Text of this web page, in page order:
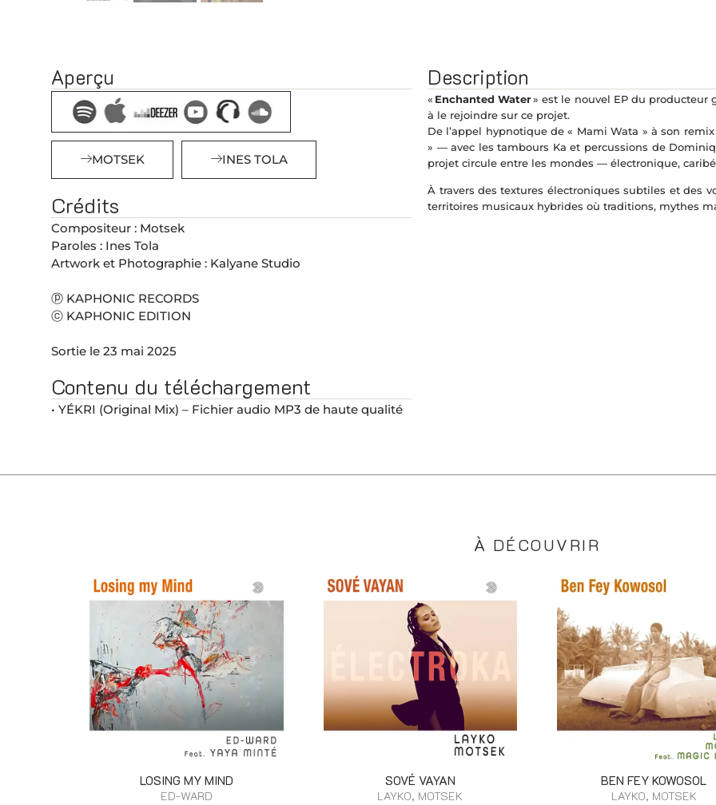
Aperçu
MOTSEK INES TOLA
Crédits
Compositeur : Motsek
Paroles : Ines Tola
Artwork et Photographie : Kalyane Studio
ⓟ KAPHONIC RECORDS
ⓒ KAPHONIC EDITION
Sortie le 23 mai 2025
Contenu du téléchargement
• YÉKRI (Original Mix) – Fichier audio MP3 de haute qualité
Description
« Enchanted Water» est le nouvel EP du producteur
à le rejoindre sur ce projet.
De l’appel hypnotique de « Mami Wata » à son
» — avec les tambours Ka et percussions de
projet circule entre les mondes — électronique,
À travers des textures électroniques subtiles et des
territoires musicaux hybrides où traditions, mythes
À DÉCOUVRIR
LOSING MY MIND
ED-WARD
SOVÉ VAYAN
LAYKO, MOTSEK
BEN FEY KOWOSOL
LAYKO, MOTSEK